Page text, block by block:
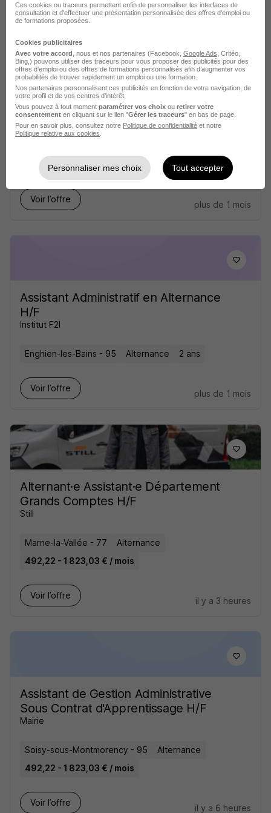
Alternance - Assistante Administrative
H/F
Studi CFA
492,22 - 1 823,03 € / mois
Voir l’offre
plus de 1 mois
Assistant Administratif en Alternance
H/F
Institut F2I
Enghien-les-Bains - 95 Alternance 2 ans
Voir l’offre
plus de 1 mois
Alternant·e Assistant·e Département
Grands Comptes H/F
Still
Marne-la-Vallée - 77
Alternance
492,22 - 1 823,03 € / mois
Voir l’offre
il y a 3 heures
Assistant de Gestion Administrative
Sous Contrat d'Apprentissage H/F
Mairie
Soisy-sous-Montmorency - 95
Alternance
492,22 - 1 823,03 € / mois
Voir l’offre
il y a 6 heures
Ces cookies ou traceurs permettent enfin de personnaliser les interfaces de
consultation et d'effectuer une présentation personnalisée des offres d'emploi ou
de formations proposées.
Cookies publicitaires
Avec votre accord , nous et nos partenaires (Facebook, Google Ads , Critéo,
Bing,) pouvons utiliser des traceurs pour vous proposer des publicités pour des
offres d’emploi ou des offres de formations personnalisés afin d’augmenter vos
probabilités de trouver rapidement un emploi ou une formation.
Nos partenaires personnalisent ces publicités en fonction de votre navigation, de
votre profil et de vos centres d’intérêt.
Vous pouvez à tout moment paramétrer vos choix ou retirer votre
consentement en cliquant sur le lien "Gérer les traceurs" en bas de page.
Pour en savoir plus, consultez notre Politique de confidentialité et notre
Politique relative aux cookies
Personnaliser mes choix Tout accepter